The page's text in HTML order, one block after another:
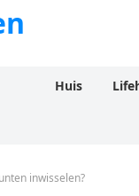
Huis
inwisselen?